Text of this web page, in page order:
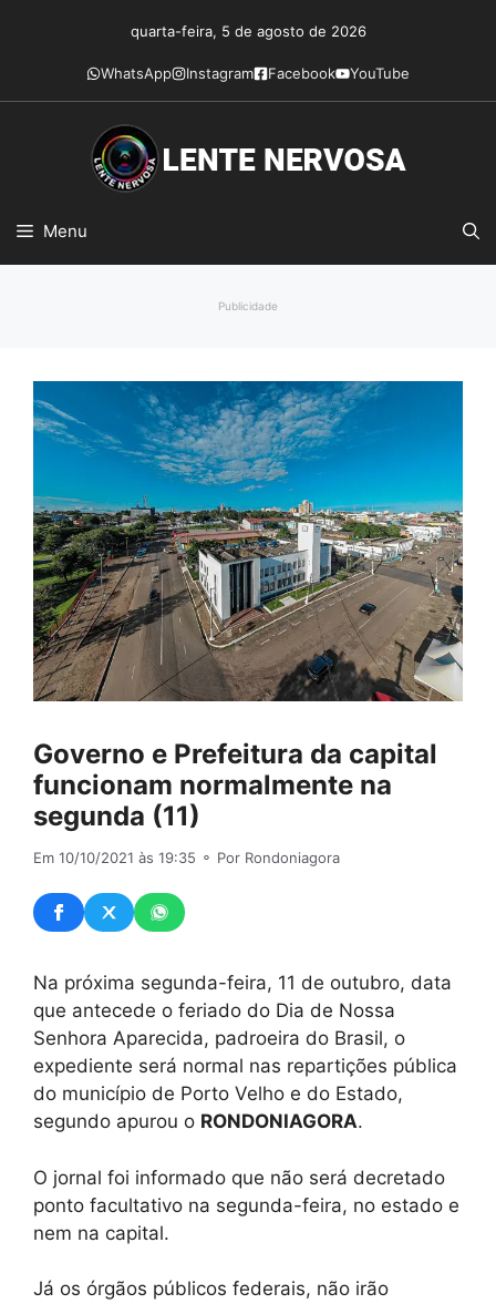
conteúdo
quarta-feira, 5 de agosto de 2026
WhatsApp Instagram Facebook YouTube
Menu
Publicidade
Governo e Prefeitura da capital
funcionam normalmente na
segunda (11)
Em 10/10/2021 às 19:35 ⚬ Por Rondoniagora
Na próxima segunda-feira, 11 de outubro, data
que antecede o feriado do Dia de Nossa
Senhora Aparecida, padroeira do Brasil, o
expediente será normal nas repartições pública
do município de Porto Velho e do Estado,
segundo apurou o RONDONIAGORA.
O jornal foi informado que não será decretado
ponto facultativo na segunda-feira, no estado e
nem na capital.
Já os órgãos públicos federais, não irão